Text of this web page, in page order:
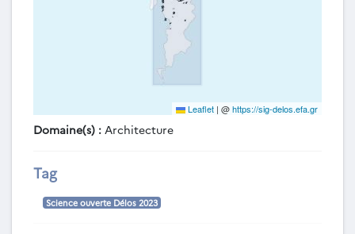
Leaflet | @https://sig-delos.efa.gr
Domaine(s) : Architecture
Tag
Science ouverte Délos 2023